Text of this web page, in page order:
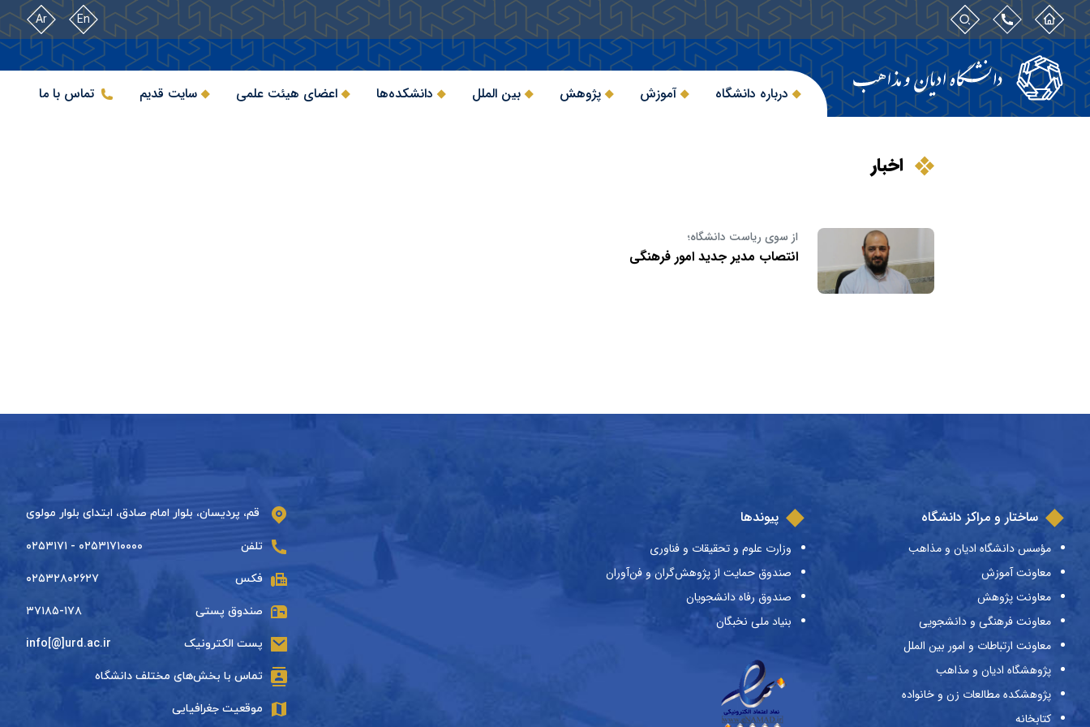
En
Ar
درباره دانشگاه آموزش پژوهش بین الملل دانشکده‌ها اعضای هیئت علمی سایت قدیم تماس با ما
اخبار
از سوی ریاست دانشگاه؛
انتصاب مدیر جدید امور فرهنگی
ساختار و مراکز دانشگاه
مؤسس دانشگاه ادیان و مذاهب
معاونت آموزش
معاونت پژوهش
معاونت فرهنگی و دانشجویی
معاونت ارتباطات و امور بین الملل
پژوهشگاه ادیان و مذاهب
پژوهشکده مطالعات زن و خانواده
کتابخانه
پیوندها
وزارت علوم و تحقیقات و فناوری
صندوق حمایت از پژوهش‌گران و فن‌آوران
صندوق رفاه دانشجویان
بنیاد ملی نخبگان
قم، پردیسان، بلوار امام صادق، ابتدای بلوار مولوی
تلفن ۰۲۵۳۱۷۱۰۰۰۰ - ۰۲۵۳۱۷۱
فکس ۰۲۵۳۲۸۰۲۶۲۷
صندوق پستی ۳۷۱۸۵-۱۷۸
پست الکترونیک info[@]urd.ac.ir
تماس با بخش‌های مختلف دانشگاه
موقعیت جغرافیایی